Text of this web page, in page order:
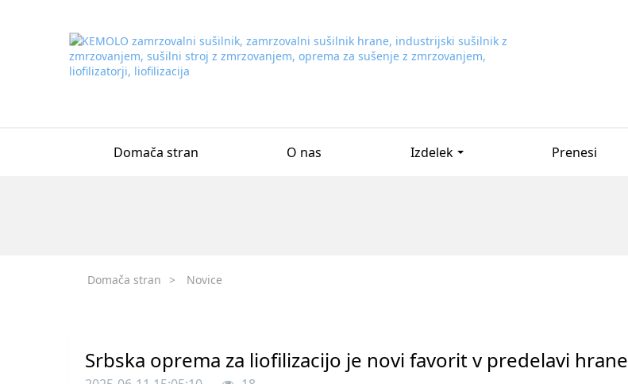
Domača stran O nas Izdelek Prenesi
Domača stran > Novice
Srbska oprema za liofilizacijo je novi favorit v predelavi hrane